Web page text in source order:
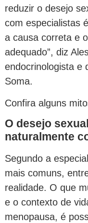
reduzir o desejo
com especialistas
a causa correta e
adequado”, diz
endocrinologista e
Soma.
Confira alguns
O desejo
naturalmente
Segundo a
mais comuns,
realidade. O que
e o contexto de
menopausa, é